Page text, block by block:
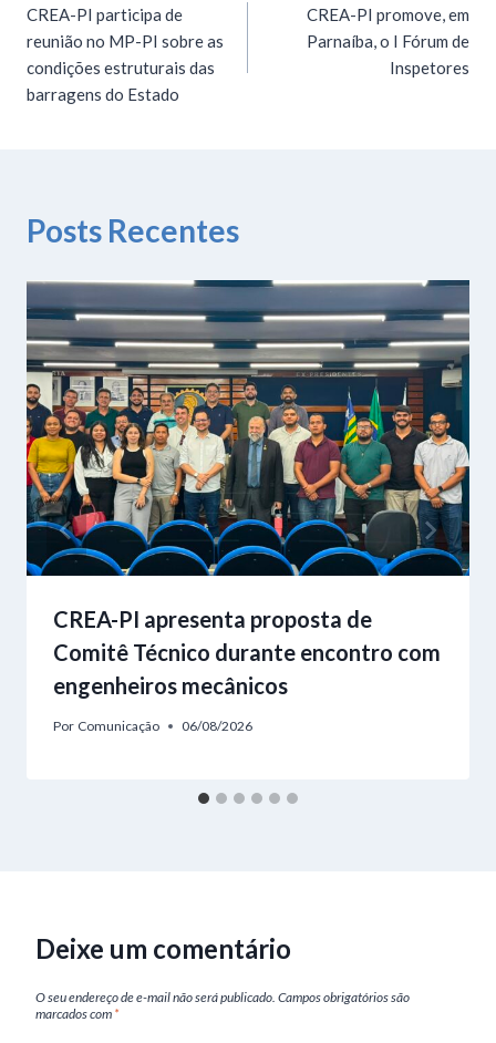
CREA-PI participa de
reunião no MP-PI sobre as
condições estruturais das
barragens do Estado
CREA-PI promove, em
Parnaíba, o I Fórum de
Inspetores
Posts Recentes
CREA-PI apresenta proposta de
Comitê Técnico durante encontro com
engenheiros mecânicos
Por Comunicação 06/08/2026
Deixe um comentário
O seu endereço de e-mail não será publicado. Campos obrigatórios são
marcados com *